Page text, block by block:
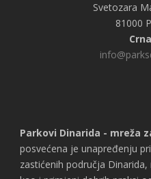
Svetozara
81000
Parkovi Dinarida - mreža
posvećena je unapređenju
zastićenih područja